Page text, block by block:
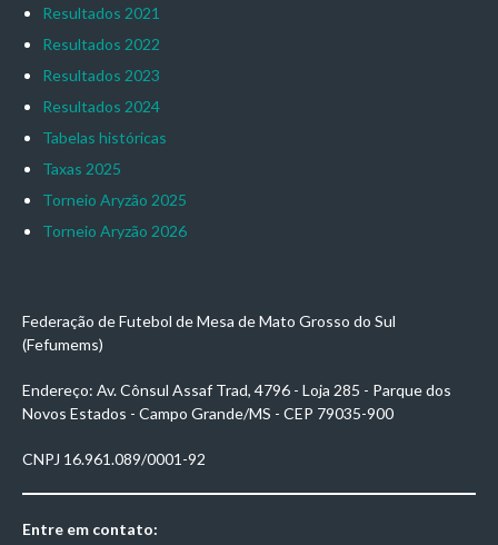
Resultados 2021
Resultados 2022
Resultados 2023
Resultados 2024
Tabelas históricas
Taxas 2025
Torneio Aryzão 2025
Torneio Aryzão 2026
Federação de Futebol de Mesa de Mato Grosso do Sul
(Fefumems)
Endereço: Av. Cônsul Assaf Trad, 4796 - Loja 285 - Parque dos
Novos Estados - Campo Grande/MS - CEP 79035-900
CNPJ 16.961.089/0001-92
Entre em contato: